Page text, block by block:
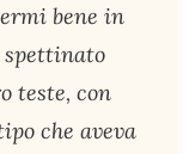
bene in
spettinato
teste, con
che aveva